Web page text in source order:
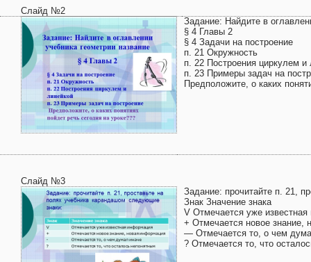
Слайд №2
Задание: Найдите в
§ 4 Главы 2
§ 4 Задачи на построение
п. 21 Окружность
п. 22 Построения циркулем и
п. 23 Примеры задач на
Предположите, о каких
Слайд №3
Задание: прочитайте п. 21,
Знак Значение знака
V Отмечается уже
+ Отмечается новое знание,
— Отмечается то, о чем
? Отмечается то, что